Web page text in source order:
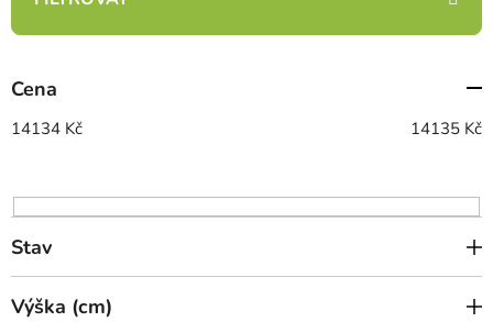
n
p
r
o
u
k
t
ů
Cena
14134 Kč 14135 Kč
Stav
Výška (cm)